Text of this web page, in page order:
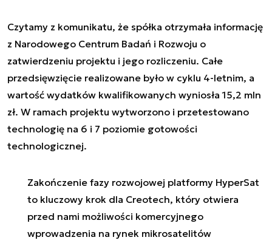
Czytamy z komunikatu, że spółka otrzymała informację
z Narodowego Centrum Badań i Rozwoju o
zatwierdzeniu projektu i jego rozliczeniu. Całe
przedsięwzięcie realizowane było w cyklu 4-letnim, a
wartość wydatków kwalifikowanych wyniosła 15,2 mln
zł. W ramach projektu wytworzono i przetestowano
technologię na 6 i 7 poziomie gotowości
technologicznej.
Zakończenie fazy rozwojowej platformy HyperSat
to kluczowy krok dla Creotech, który otwiera
przed nami możliwości komercyjnego
wprowadzenia na rynek mikrosatelitów